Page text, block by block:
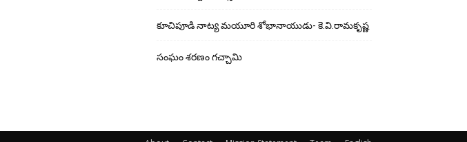
కూచిపూడి నాట్య మ‌యూరి శోభానాయుడు- కె.వి.రామకృష్ణ
సంఘం శరణం గచ్చామి